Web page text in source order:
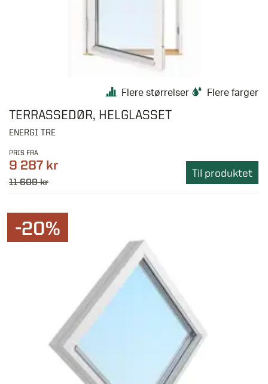
Flere størrelser Flere farger
TERRASSEDØR, HELGLASSET
ENERGI TRE
PRIS FRA
9 287 kr
11 609 kr
Til produktet
-20%